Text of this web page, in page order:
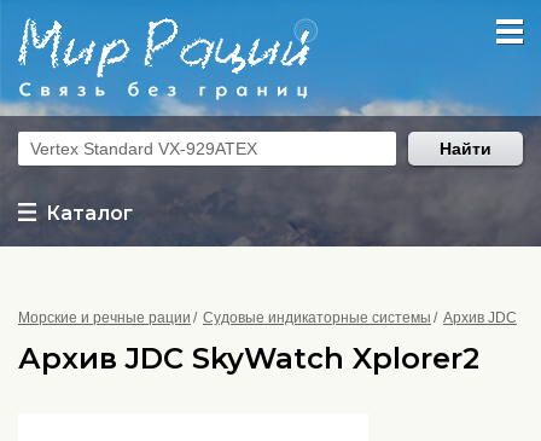
Каталог
Найти
Морские и речные рации Судовые индикаторные системы Архив JDC
Архив JDC SkyWatch Xplorer2